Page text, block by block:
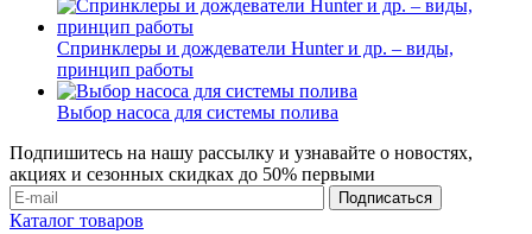
Спринклеры и дождеватели Hunter и др. – виды,
принцип работы
Выбор насоса для системы полива
Подпишитесь на нашу рассылку и узнавайте о новостях,
акциях и сезонных скидках до 50% первыми
Каталог товаров